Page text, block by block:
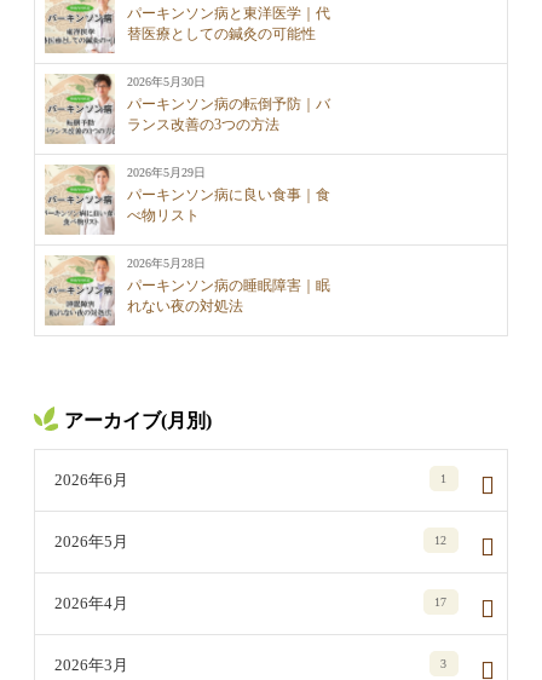
パーキンソン病と東洋医学｜代
替医療としての鍼灸の可能性
2026年5月30日
パーキンソン病の転倒予防｜バ
ランス改善の3つの方法
2026年5月29日
パーキンソン病に良い食事｜食
べ物リスト
2026年5月28日
パーキンソン病の睡眠障害｜眠
れない夜の対処法
アーカイブ(月別)
2026年6月 1
2026年5月 12
2026年4月 17
2026年3月 3